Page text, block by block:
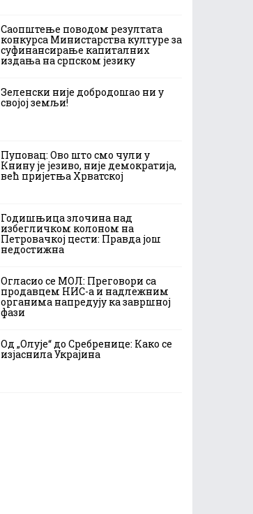
Саопштење поводом резултата
конкурса Министарства културе за
суфинансирање капиталних
издања на српском језику
Зеленски није добродошао ни у
својој земљи!
Пуповац: Ово што смо чули у
Книну је језиво, није демократија,
већ пријетња Хрватској
Годишњица злочина над
избегличком колоном на
Петровачкој цести: Правда још
недостижна
Огласио се МОЛ: Преговори са
продавцем НИС-а и надлежним
органима напредују ка завршној
фази
Од „Олује“ до Сребренице: Како се
изјаснила Украјина